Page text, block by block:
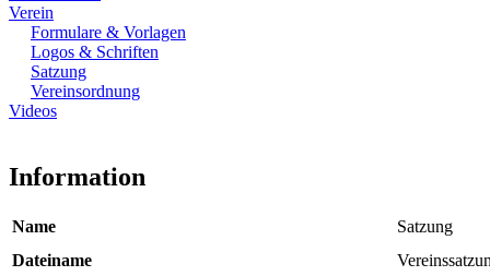
Verein
Formulare & Vorlagen
Logos & Schriften
Satzung
Vereinsordnung
Videos
Information
Name
Satzung
Dateiname